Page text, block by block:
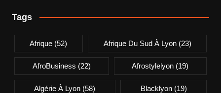
Tags
Afrique (52) Afrique Du Sud À Lyon(23)
AfroBusiness (22) Afrostylelyon (19)
Algérie À Lyon (58) Blacklyon(19)